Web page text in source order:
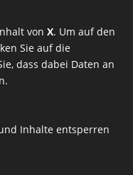
vonX. Um auf den
Sie auf die
dass dabei Daten an
Inhalte entsperren